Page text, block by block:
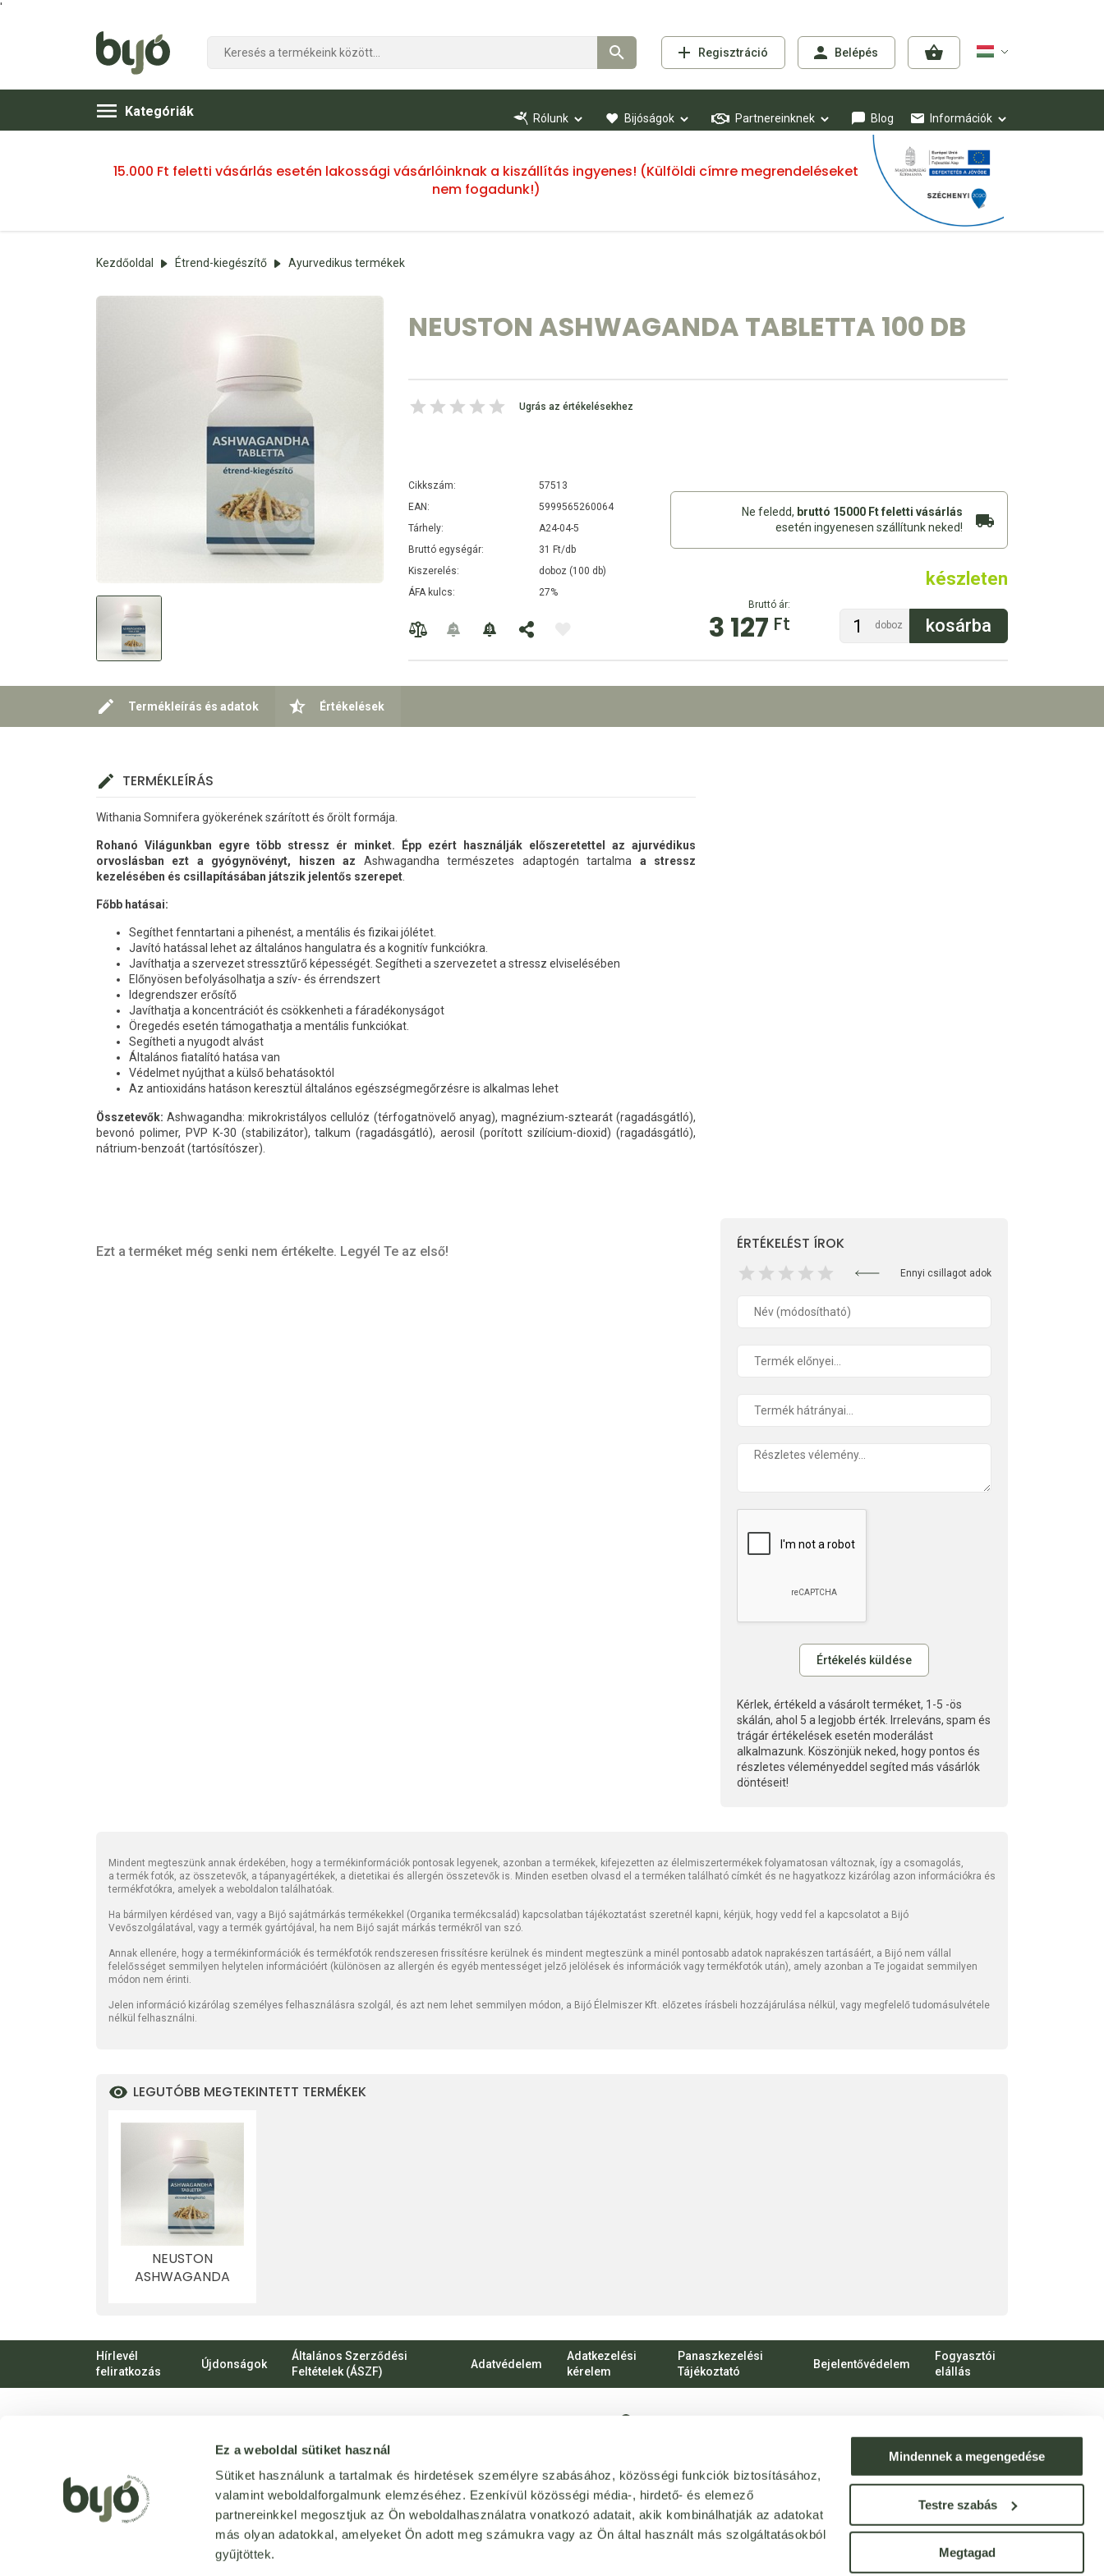
Ez a weboldal sütiket használ
Sütiket használunk a tartalmak és hirdetések személyre szabásához, közösségi funkciók biztosításához,
valamint weboldalforgalmunk elemzéséhez. Ezenkívül közösségi média-, hirdető- és elemező
partnereinkkel megosztjuk az Ön weboldalhasználatra vonatkozó adatait, akik kombinálhatják az adatokat
más olyan adatokkal, amelyeket Ön adott meg számukra vagy az Ön által használt más szolgáltatásokból
gyűjtöttek.
Mindennek a megengedése
Testre szabás
Megtagad
'
Regisztráció Belépés
Kategóriák Rólunk Bijóságok Partnereinknek Blog Információk
15.000 Ft feletti vásárlás esetén lakossági vásárlóinknak a kiszállítás ingyenes! (Külföldi címre megrendeléseket
nem fogadunk!)
Kezdőoldal Étrend-kiegészítő Ayurvedikus termékek
NEUSTON ASHWAGANDA TABLETTA 100 DB
Ugrás az értékelésekhez
Cikkszám:
57513
EAN:
5999565260064
Tárhely:
A24-04-5
Bruttó egységár:
31 Ft/db
Kiszerelés:
doboz (100 db)
ÁFA kulcs:
27%
Ne feledd, bruttó 15000 Ft feletti vásárlás
esetén ingyenesen szállítunk neked!
Bruttó ár:
3 127 Ft
készleten
doboz
Termékleírás és adatok Értékelések
TERMÉKLEÍRÁS
Withania Somnifera gyökerének szárított és őrölt formája.
Rohanó Világunkban egyre több stressz ér minket. Épp ezért használják előszeretettel az ajurvédikus
orvoslásban ezt a gyógynövényt, hiszen az Ashwagandha természetes adaptogén tartalma a stressz
kezelésében és csillapításában játszik jelentős szerepet.
Főbb hatásai:
Segíthet fenntartani a pihenést, a mentális és fizikai jólétet.
Javító hatással lehet az általános hangulatra és a kognitív funkciókra.
Javíthatja a szervezet stressztűrő képességét. Segítheti a szervezetet a stressz elviselésében
Előnyösen befolyásolhatja a szív- és érrendszert
Idegrendszer erősítő
Javíthatja a koncentrációt és csökkenheti a fáradékonyságot
Öregedés esetén támogathatja a mentális funkciókat.
Segítheti a nyugodt alvást
Általános fiatalító hatása van
Védelmet nyújthat a külső behatásoktól
Az antioxidáns hatáson keresztül általános egészségmegőrzésre is alkalmas lehet
Összetevők:Ashwagandha: mikrokristályos cellulóz (térfogatnövelő anyag), magnézium-sztearát (ragadásgátló),
bevonó polimer, PVP K-30 (stabilizátor), talkum (ragadásgátló), aerosil (porított szilícium-dioxid) (ragadásgátló),
nátrium-benzoát (tartósítószer).
Ezt a terméket még senki nem értékelte. Legyél Te az első! ÉRTÉKELÉST ÍROK
Ennyi csillagot adok
Kérlek, értékeld a vásárolt terméket, 1-5 -ös
skálán, ahol 5 a legjobb érték. Irreleváns, spam és
trágár értékelések esetén moderálást
alkalmazunk. Köszönjük neked, hogy pontos és
részletes véleményeddel segíted más vásárlók
döntéseit!
Mindent megteszünk annak érdekében, hogy a termékinformációk pontosak legyenek, azonban a termékek, kifejezetten az élelmiszertermékek folyamatosan változnak, így a csomagolás,
a termék fotók, az összetevők, a tápanyagértékek, a dietetikai és allergén összetevők is. Minden esetben olvasd el a terméken található címkét és ne hagyatkozz kizárólag azon információkra és
termékfotókra, amelyek a weboldalon találhatóak.
Ha bármilyen kérdésed van, vagy a Bijó sajátmárkás termékekkel (Organika termékcsalád) kapcsolatban tájékoztatást szeretnél kapni, kérjük, hogy vedd fel a kapcsolatot a Bijó
Vevőszolgálatával, vagy a termék gyártójával, ha nem Bijó saját márkás termékről van szó.
Annak ellenére, hogy a termékinformációk és termékfotók rendszeresen frissítésre kerülnek és mindent megteszünk a minél pontosabb adatok naprakészen tartásáért, a Bijó nem vállal
felelősséget semmilyen helytelen információért (különösen az allergén és egyéb mentességet jelző jelölések és információk vagy termékfotók után), amely azonban a Te jogaidat semmilyen
módon nem érinti.
Jelen információ kizárólag személyes felhasználásra szolgál, és azt nem lehet semmilyen módon, a Bijó Élelmiszer Kft. előzetes írásbeli hozzájárulása nélkül, vagy megfelelő tudomásulvétele
nélkül felhasználni.
LEGUTÓBB MEGTEKINTETT TERMÉKEK
NEUSTON
ASHWAGANDA
Hírlevél
feliratkozás
Újdonságok
Általános Szerződési
Feltételek (ÁSZF)
Adatvédelem
Adatkezelési
kérelem
Panaszkezelési
Tájékoztató
Bejelentővédelem
Fogyasztói
elállás
VIRTUÁLIS
Magánszemélyeknek: webshop@bijo.hu
+36 1 814 64 64
© Bijó 2013 - 2025. Minden jog fenntartva!